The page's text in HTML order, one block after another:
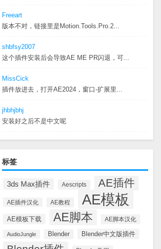
Freeart
版本不对，链接里是Motion.Tools.Pro.2...
shbfsy2007
这个插件安装后会导致AE ME PR闪退，可...
MissCick
插件放进去，打开AE2024，窗口-扩展里...
jhbhjbhj
安装好之后不是中文呢
标签
3ds Max插件 Aescripts AE插件
AE插件汉化 AE教程 AE模板
AE模板下载 AE脚本 AE脚本汉化
AudioJungle Blender Blender中文版插件